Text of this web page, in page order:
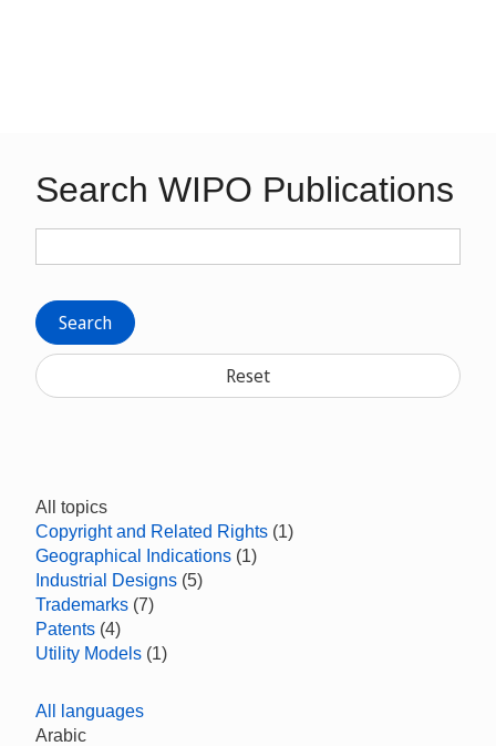
Search WIPO Publications
Search
Reset
All topics
Copyright and Related Rights (1)
Geographical Indications (1)
Industrial Designs (5)
Trademarks (7)
Patents (4)
Utility Models (1)
All languages
Arabic